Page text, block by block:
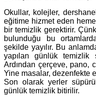
Okullar, kolejler,
eğitime hizmet eden
bir temizlik gerektirir.
bulunduğu bu
şekilde yayılır. Bu
yapılan günlük temizlik
Ardından çerçeve, pano,
Yine masalar, dezenfekte
Son olarak yerler
günlük temizlik bitirilir.